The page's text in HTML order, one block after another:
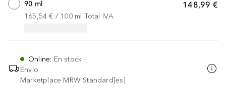
148,99 €
90 ml
165,54 € / 100 ml Total IVA
Online: En stock
Envío
Marketplace MRW Standard[es]